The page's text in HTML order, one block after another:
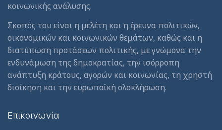
κοινωνικής ανάλυσης.
Σκοπός του είναι η μελέτη και η έρευνα πολιτικών,
οικονομικών και κοινωνικών θεμάτων, καθώς και η
διατύπωση προτάσεων πολιτικής, με γνώμονα την
ενδυνάμωση της δημοκρατίας, την ισόρροπη
ανάπτυξη κράτους, αγορών και κοινωνίας, τη χρηστή
διοίκηση και την ευρωπαϊκή ολοκλήρωση.
Επικοινωνία